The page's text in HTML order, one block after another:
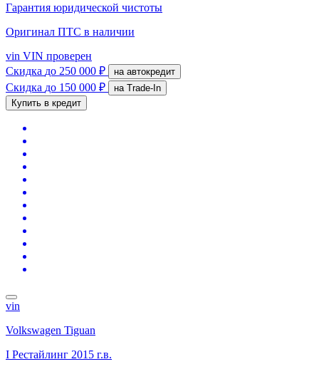
Гарантия юридической чистоты
Оригинал ПТС в наличии
vin VIN проверен
Скидка до 250 000 ₽ на автокредит
Скидка до 150 000 ₽
на Trade-In
Купить в кредит
vin
Volkswagen Tiguan
I Рестайлинг 2015 г.в.